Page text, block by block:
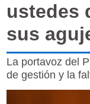
ustedes
sus
La portavoz del
de gestión y la